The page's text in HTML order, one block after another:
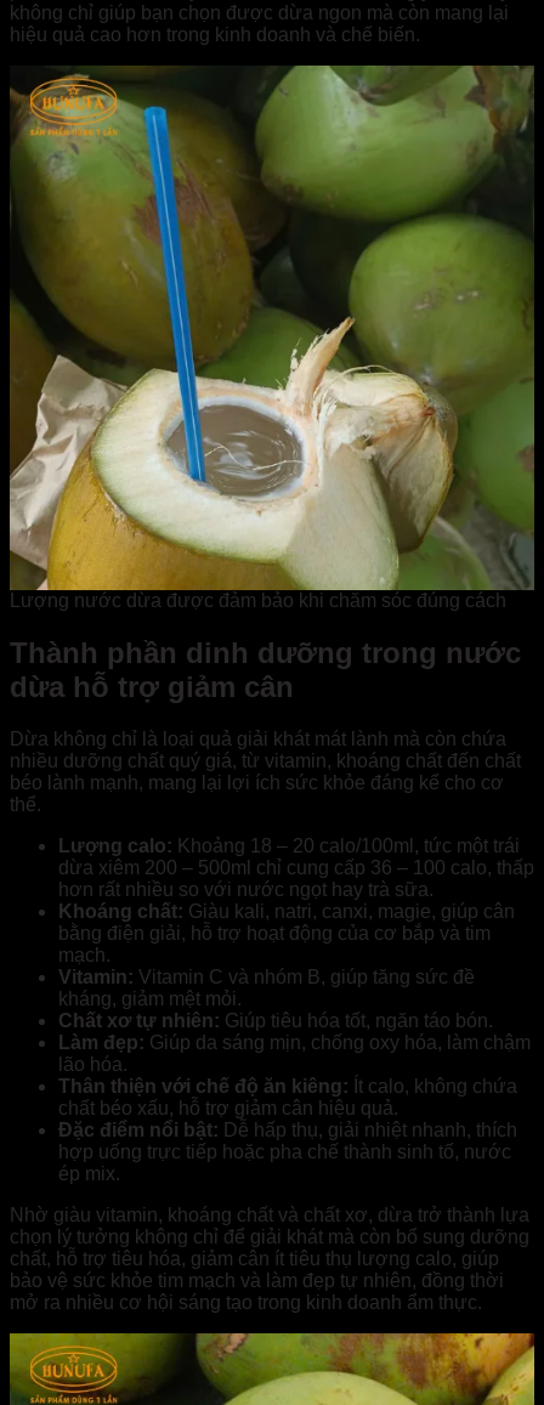
không chỉ giúp bạn chọn được dừa ngon mà còn mang lại
hiệu quả cao hơn trong kinh doanh và chế biến.
Lượng nước dừa được đảm bảo khi chăm sóc đúng cách
Thành phần dinh dưỡng trong nước
dừa hỗ trợ giảm cân
Dừa không chỉ là loại quả giải khát mát lành mà còn chứa
nhiều dưỡng chất quý giá, từ vitamin, khoáng chất đến chất
béo lành mạnh, mang lại lợi ích sức khỏe đáng kể cho cơ
thể.
Lượng calo: Khoảng 18 – 20 calo/100ml, tức một trái
dừa xiêm 200 – 500ml chỉ cung cấp 36 – 100 calo, thấp
hơn rất nhiều so với nước ngọt hay trà sữa.
Khoáng chất: Giàu kali, natri, canxi, magie, giúp cân
bằng điện giải, hỗ trợ hoạt động của cơ bắp và tim
mạch.
Vitamin: Vitamin C và nhóm B, giúp tăng sức đề
kháng, giảm mệt mỏi.
Chất xơ tự nhiên: Giúp tiêu hóa tốt, ngăn táo bón.
Làm đẹp: Giúp da sáng mịn, chống oxy hóa, làm chậm
lão hóa.
Thân thiện với chế độ ăn kiêng: Ít calo, không chứa
chất béo xấu, hỗ trợ giảm cân hiệu quả.
Đặc điểm nổi bật: Dễ hấp thụ, giải nhiệt nhanh, thích
hợp uống trực tiếp hoặc pha chế thành sinh tố, nước
ép mix.
Nhờ giàu vitamin, khoáng chất và chất xơ, dừa trở thành lựa
chọn lý tưởng không chỉ để giải khát mà còn bổ sung dưỡng
chất, hỗ trợ tiêu hóa, giảm cân ít tiêu thụ lượng calo, giúp
bảo vệ sức khỏe tim mạch và làm đẹp tự nhiên, đồng thời
mở ra nhiều cơ hội sáng tạo trong kinh doanh ẩm thực.